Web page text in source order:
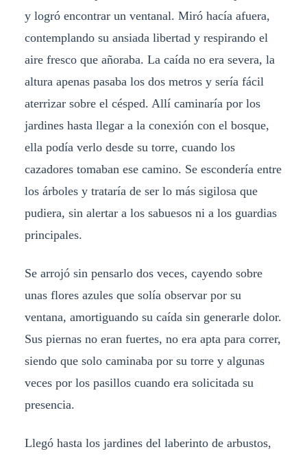
y logró encontrar un ventanal. Miró hacía afuera,
contemplando su ansiada libertad y respirando el
aire fresco que añoraba. La caída no era severa, la
altura apenas pasaba los dos metros y sería fácil
aterrizar sobre el césped. Allí caminaría por los
jardines hasta llegar a la conexión con el bosque,
ella podía verlo desde su torre, cuando los
cazadores tomaban ese camino. Se escondería entre
los árboles y trataría de ser lo más sigilosa que
pudiera, sin alertar a los sabuesos ni a los guardias
principales.
Se arrojó sin pensarlo dos veces, cayendo sobre
unas flores azules que solía observar por su
ventana, amortiguando su caída sin generarle dolor.
Sus piernas no eran fuertes, no era apta para correr,
siendo que solo caminaba por su torre y algunas
veces por los pasillos cuando era solicitada su
presencia.
Llegó hasta los jardines del laberinto de arbustos,